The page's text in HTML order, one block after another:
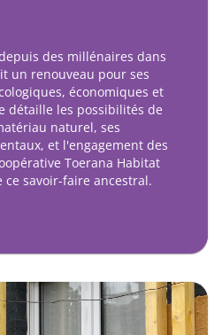
des millénaires dans
un renouveau pour ses
économiques et
détaille les possibilités de
naturel, ses
et l'engagement des
Toerana Habitat
savoir-faire ancestral.